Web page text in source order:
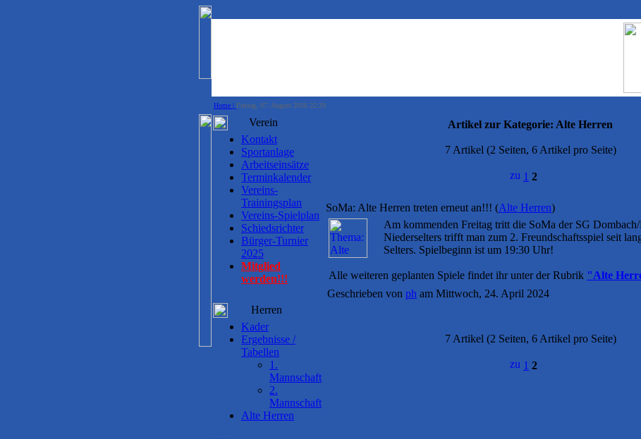
Home | Freitag, 07. August 2026 22:29
Verein
Kontakt
Sportanlage
Arbeitseinsätze
Terminkalender
Vereins-
Trainingsplan
Vereins-Spielplan
Schiedsrichter
Bürger-Turnier
2025
Mitglied
werden!!!
Herren
Kader
Ergebnisse /
Tabellen
1.
Mannschaft
2.
Mannschaft
Alte Herren
Artikel zur Kategorie: Alte Herren
7 Artikel (2 Seiten, 6 Artikel pro Seite)
1 2
SoMa: Alte Herren treten erneut an!!! (Alte Herren)
Am kommenden Freitag tritt die SoMa der SG
Niederselters trifft man zum 2. Freundschaftsspiel seit
Selters. Spielbeginn ist um 19:30 Uhr!
Alle weiteren geplanten Spiele findet ihr unter der Rubrik "Alte
Geschrieben von ph am Mittwoch, 24. April 2024
7 Artikel (2 Seiten, 6 Artikel pro Seite)
1 2